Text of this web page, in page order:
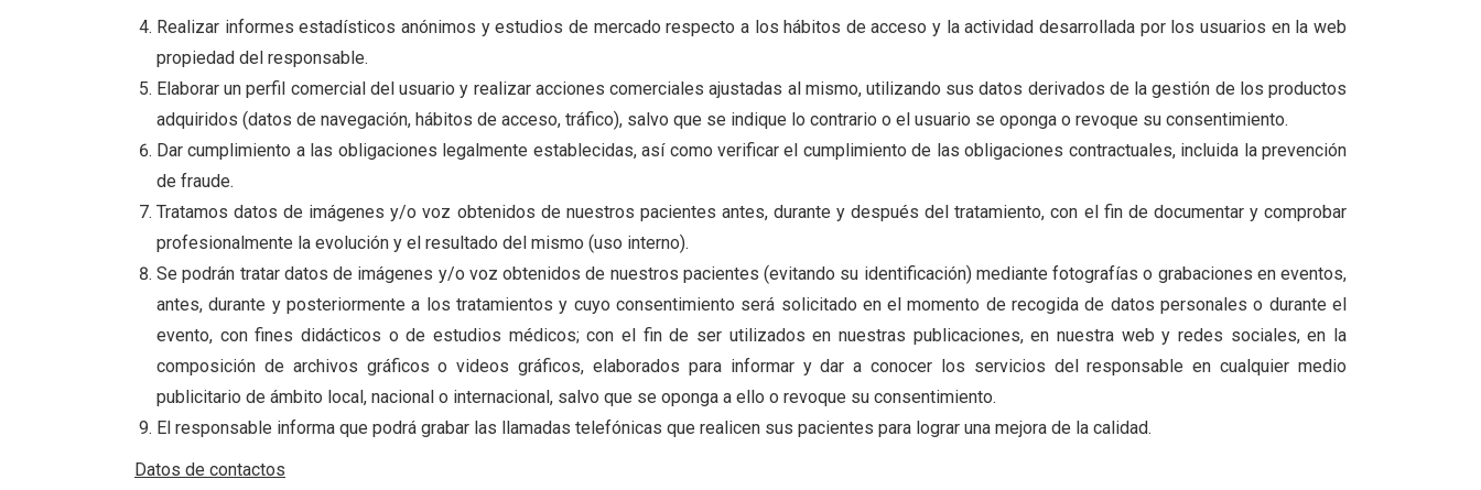
Realizar informes estadísticos anónimos y estudios de mercado respecto a los hábitos de acceso y la actividad desarrollada por los usuarios en la web
propiedad del responsable.
Elaborar un perfil comercial del usuario y realizar acciones comerciales ajustadas al mismo, utilizando sus datos derivados de la gestión de los productos
adquiridos (datos de navegación, hábitos de acceso, tráfico), salvo que se indique lo contrario o el usuario se oponga o revoque su consentimiento.
Dar cumplimiento a las obligaciones legalmente establecidas, así como verificar el cumplimiento de las obligaciones contractuales, incluida la prevención
de fraude.
Tratamos datos de imágenes y/o voz obtenidos de nuestros pacientes antes, durante y después del tratamiento, con el fin de documentar y comprobar
profesionalmente la evolución y el resultado del mismo (uso interno).
Se podrán tratar datos de imágenes y/o voz obtenidos de nuestros pacientes (evitando su identificación) mediante fotografías o grabaciones en eventos,
antes, durante y posteriormente a los tratamientos y cuyo consentimiento será solicitado en el momento de recogida de datos personales o durante el
evento, con fines didácticos o de estudios médicos; con el fin de ser utilizados en nuestras publicaciones, en nuestra web y redes sociales, en la
composición de archivos gráficos o videos gráficos, elaborados para informar y dar a conocer los servicios del responsable en cualquier medio
publicitario de ámbito local, nacional o internacional, salvo que se oponga a ello o revoque su consentimiento.
El responsable informa que podrá grabar las llamadas telefónicas que realicen sus pacientes para lograr una mejora de la calidad.
Datos de contactos